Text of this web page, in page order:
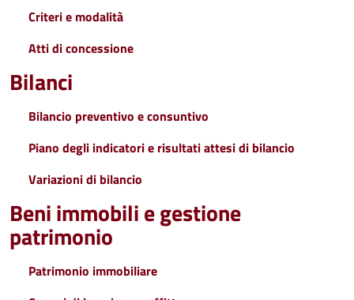
Criteri e modalità
Atti di concessione
Bilanci
Bilancio preventivo e consuntivo
Piano degli indicatori e risultati attesi di bilancio
Variazioni di bilancio
Beni immobili e gestione
patrimonio
Patrimonio immobiliare